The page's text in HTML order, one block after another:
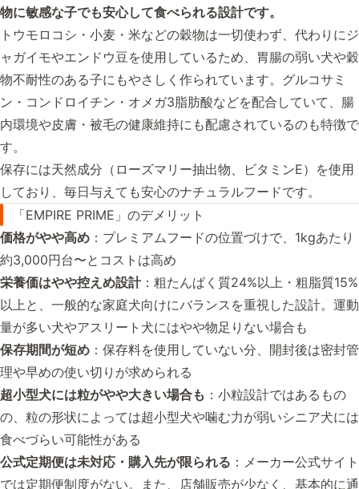
物に敏感な子でも安心して食べられる設計です。
トウモロコシ・小麦・米などの穀物は一切使わず、代わりにジ
ャガイモやエンドウ豆を使用しているため、胃腸の弱い犬や穀
物不耐性のある子にもやさしく作られています。グルコサミ
ン・コンドロイチン・オメガ3脂肪酸などを配合していて、腸
内環境や皮膚・被毛の健康維持にも配慮されているのも特徴で
す。
保存には天然成分（ローズマリー抽出物、ビタミンE）を使用
しており、毎日与えても安心のナチュラルフードです。
「EMPIRE PRIME」のデメリット
価格がやや高め ：プレミアムフードの位置づけで、1kgあたり
約3,000円台〜とコストは高め
栄養価はやや控えめ設計：粗たんぱく質24%以上・粗脂質15%
以上と、一般的な家庭犬向けにバランスを重視した設計。運動
量が多い犬やアスリート犬にはやや物足りない場合も
保存期間が短め ：保存料を使用していない分、開封後は密封管
理や早めの使い切りが求められる
超小型犬には粒がやや大きい場合も ：小粒設計ではあるもの
の、粒の形状によっては超小型犬や噛む力が弱いシニア犬には
食べづらい可能性がある
公式定期便は未対応・購入先が限られる ：メーカー公式サイト
では定期便制度がない。また、店舗販売が少なく、基本的に通